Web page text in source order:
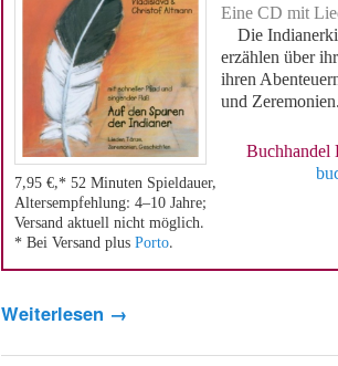
7,95 €,* 52 Minuten Spieldauer,
Altersempfehlung: 4–10 Jahre;
Versand aktuell nicht möglich.
* Bei Versand plus Porto.
Eine CD mit
Die
erzählen über
ihren
und Zeremonien.
Buchhandel
Weiterlesen →